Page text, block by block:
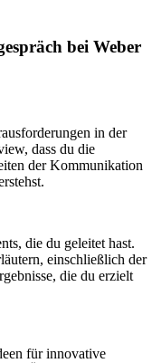
bei Weber
in der
dass du die
der Kommunikation
die du geleitet hast.
einschließlich der
die du erzielt
für innovative